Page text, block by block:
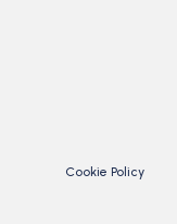
Cookie Policy